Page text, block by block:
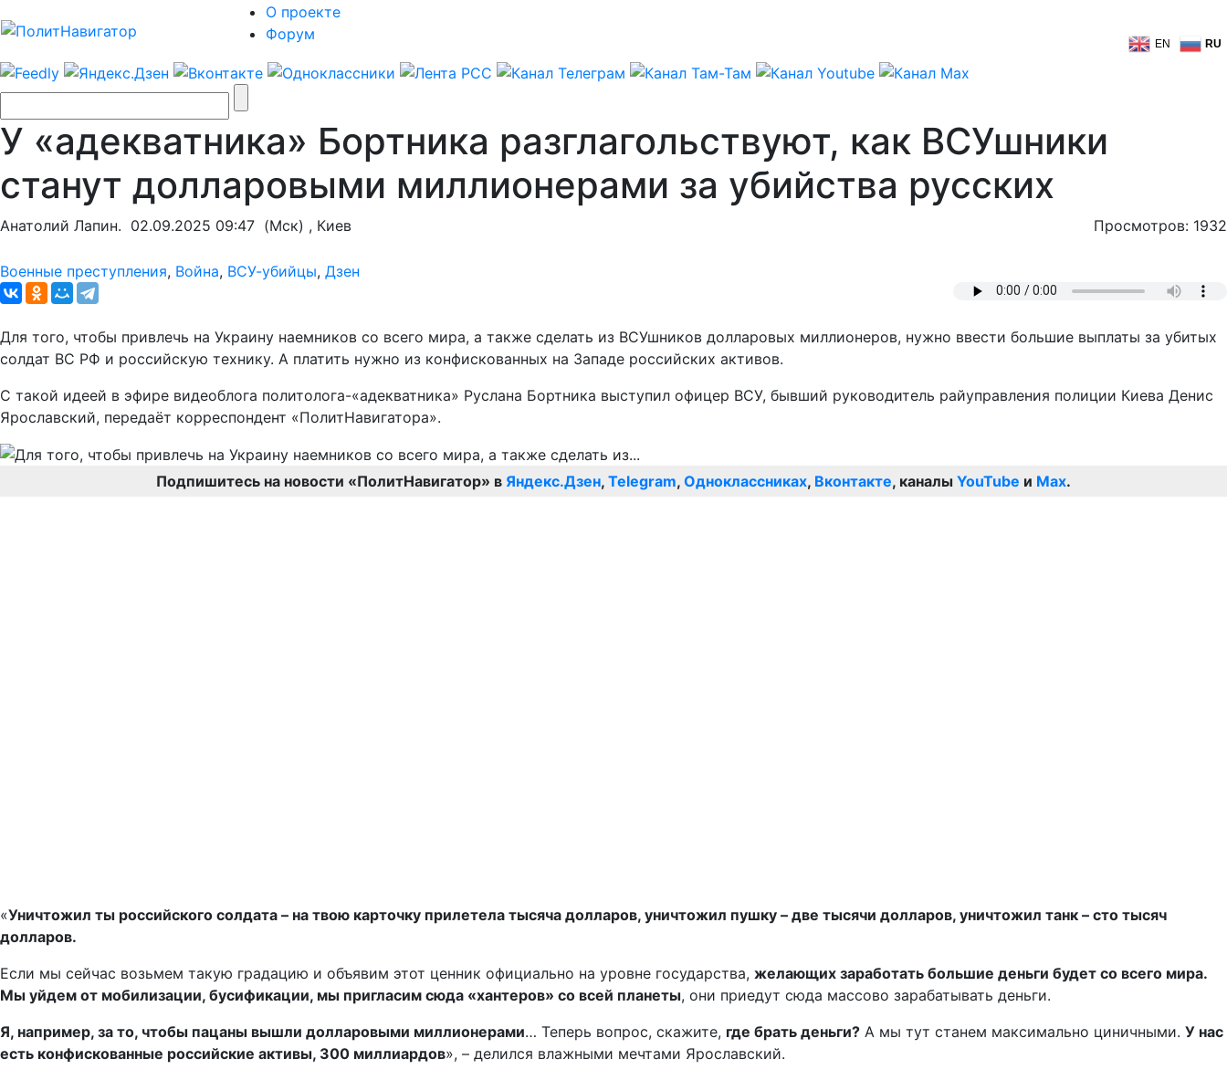
О проекте
Форум
EN RU
У «адекватника» Бортника разглагольствуют, как ВСУшники
станут долларовыми миллионерами за убийства русских
Анатолий Лапин. 02.09.2025 09:47 (Мск) , Киев Просмотров: 1932
Военные преступления, Война, ВСУ-убийцы, Дзен
Для того, чтобы привлечь на Украину наемников со всего мира, а также сделать из ВСУшников долларовых миллионеров, нужно ввести большие выплаты за убитых
солдат ВС РФ и российскую технику. А платить нужно из конфискованных на Западе российских активов.
С такой идеей в эфире видеоблога политолога-«адекватника» Руслана Бортника выступил офицер ВСУ, бывший руководитель райуправления полиции Киева Денис
Ярославский, передаёт корреспондент «ПолитНавигатора».
Подпишитесь на новости «ПолитНавигатор» в Яндекс.Дзен, Telegram, Одноклассниках, Вконтакте, каналы YouTube и Max.
«Уничтожил ты российского солдата – на твою карточку прилетела тысяча долларов, уничтожил пушку – две тысячи долларов, уничтожил танк – сто тысяч
долларов.
Если мы сейчас возьмем такую градацию и объявим этот ценник официально на уровне государства, желающих заработать большие деньги будет со всего мира.
Мы уйдем от мобилизации, бусификации, мы пригласим сюда «хантеров» со всей планеты, они приедут сюда массово зарабатывать деньги.
Я, например, за то, чтобы пацаны вышли долларовыми миллионерами… Теперь вопрос, скажите, где брать деньги? А мы тут станем максимально циничными. У нас
есть конфискованные российские активы, 300 миллиардов», – делился влажными мечтами Ярославский.